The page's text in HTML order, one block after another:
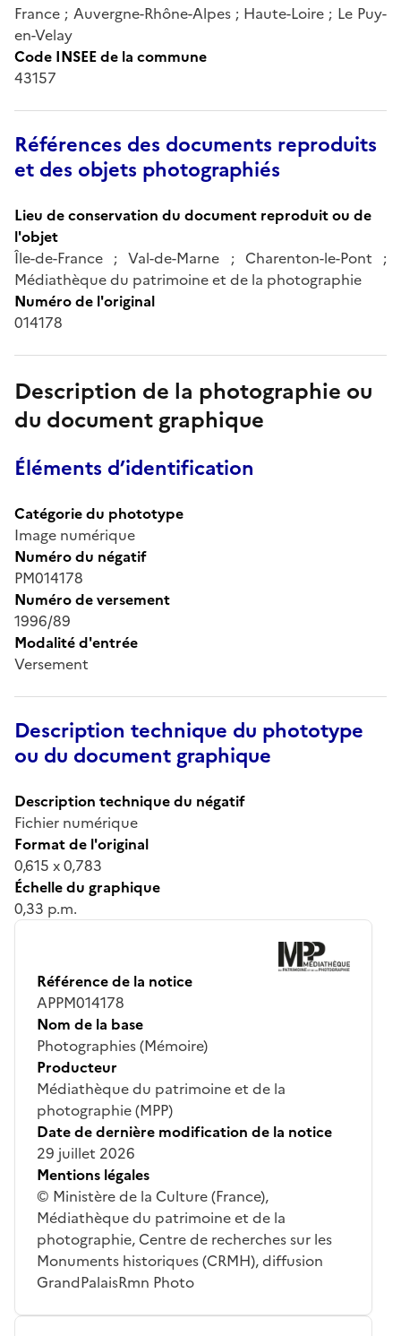
France ; Auvergne-Rhône-Alpes ; Haute-Loire ; Le Puy-
en-Velay
Code INSEE de la commune
43157
Références des documents reproduits
et des objets photographiés
Lieu de conservation du document reproduit ou de
l'objet
Île-de-France ; Val-de-Marne ; Charenton-le-Pont ;
Médiathèque du patrimoine et de la photographie
Numéro de l'original
014178
Description de la photographie ou
du document graphique
Éléments d’identification
Catégorie du phototype
Image numérique
Numéro du négatif
PM014178
Numéro de versement
1996/89
Modalité d'entrée
Versement
Description technique du phototype
ou du document graphique
Description technique du négatif
Fichier numérique
Format de l'original
0,615 x 0,783
Échelle du graphique
0,33 p.m.
Référence de la notice
APPM014178
Nom de la base
Photographies (Mémoire)
Producteur
Médiathèque du patrimoine et de la
photographie (MPP)
Date de dernière modification de la notice
29 juillet 2026
Mentions légales
© Ministère de la Culture (France),
Médiathèque du patrimoine et de la
photographie, Centre de recherches sur les
Monuments historiques (CRMH), diffusion
GrandPalaisRmn Photo